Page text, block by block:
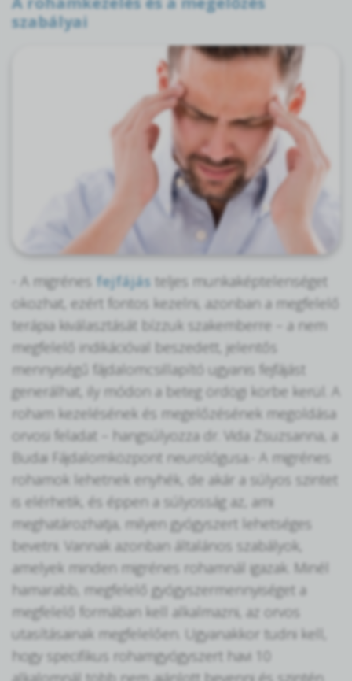
szabályai
- A migrénes fejfájás teljes munkaképtelenséget
okozhat, ezért fontos kezelni, azonban a megfelelő
terápia kiválasztását bízzuk szakemberre – a nem
megfelelő indikációval beszedett, jelentős
mennyiségű fájdalomcsillapító ugyanis fejfájást
generálhat, ily módon a beteg ördögi körbe kerül. A
roham kezelésének és megelőzésének megoldása
orvosi feladat – hangsúlyozza dr. Vida Zsuzsanna, a
Budai Fájdalomközpont neurológusa.- A migrénes
rohamok lehetnek enyhék, de akár a súlyos szintet
is elérhetik, és éppen a súlyosság az, ami
meghatározhatja, milyen gyógyszert lehetséges
bevetni. Vannak azonban általános szabályok,
amelyek minden migrénes rohamnál igazak. Minél
hamarabb, megfelelő gyógyszermennyiséget a
megfelelő formában kell alkalmazni, az orvos
utasításainak megfelelően. Ugyanakkor tudni kell,
hogy specifikus rohamgyógyszert havi 10